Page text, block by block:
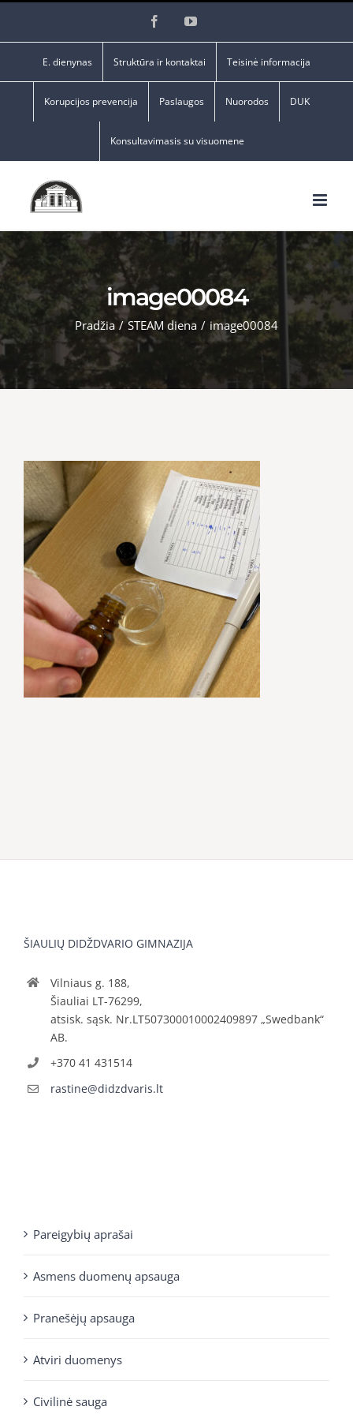
FacebookYouTube
E. dienynas Struktūra ir kontaktai Teisinė informacija
Korupcijos prevencija Paslaugos Nuorodos DUK
Konsultavimasis su visuomene
image00084
Pradžia / STEAM diena / image00084
ŠIAULIŲ DIDŽDVARIO GIMNAZIJA
Vilniaus g. 188,
Šiauliai LT-76299,
atsisk. sąsk. Nr.LT507300010002409897 „Swedbank“
AB.
+370 41 431514
rastine@didzdvaris.lt
Pareigybių aprašai
Asmens duomenų apsauga
Pranešėjų apsauga
Atviri duomenys
Civilinė sauga